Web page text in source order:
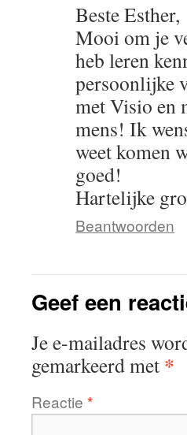
Beste Esther,
Mooi om je
heb leren
persoonlijke
met Visio en
mens! Ik
weet komen
goed!
Hartelijke
Beantwoorden
Geef een
Je e-mailadres
gemarkeerd met *
Reactie *